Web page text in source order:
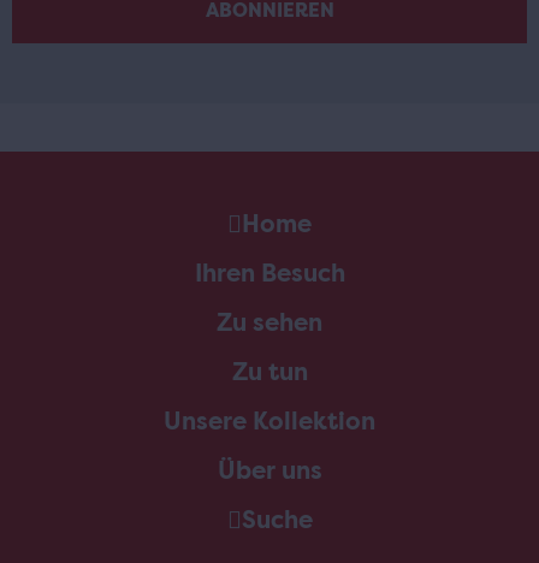
Home
Ihren Besuch
Zu sehen
Zu tun
Unsere Kollektion
Über uns
Suche